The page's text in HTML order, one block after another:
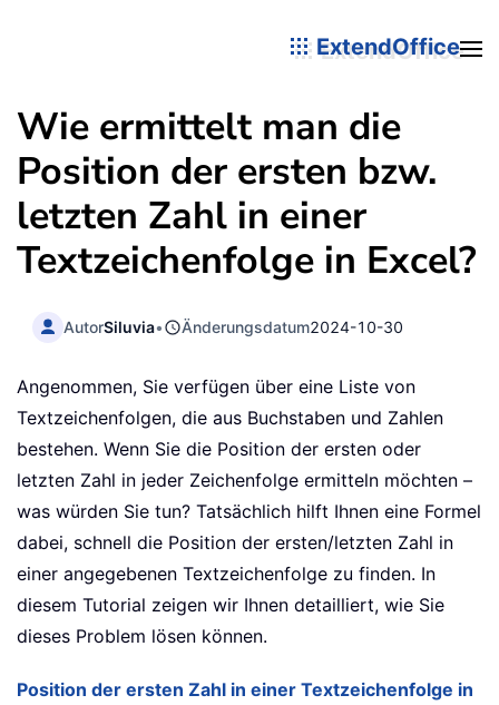
ExtendOffice
Wie ermittelt man die
Position der ersten bzw.
letzten Zahl in einer
Textzeichenfolge in Excel?
AutorSiluvia• Änderungsdatum2024-10-30
Angenommen, Sie verfügen über eine Liste von
Textzeichenfolgen, die aus Buchstaben und Zahlen
bestehen. Wenn Sie die Position der ersten oder
letzten Zahl in jeder Zeichenfolge ermitteln möchten –
was würden Sie tun? Tatsächlich hilft Ihnen eine Formel
dabei, schnell die Position der ersten/letzten Zahl in
einer angegebenen Textzeichenfolge zu finden. In
diesem Tutorial zeigen wir Ihnen detailliert, wie Sie
dieses Problem lösen können.
Position der ersten Zahl in einer Textzeichenfolge in